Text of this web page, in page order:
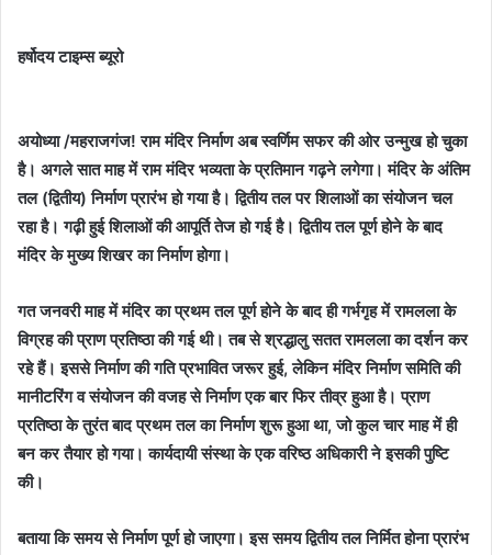
हर्षोदय टाइम्स ब्यूरो
अयोध्या /महराजगंज! राम मंदिर निर्माण अब स्वर्णिम सफर की ओर उन्मुख हो चुका
है। अगले सात माह में राम मंदिर भव्यता के प्रतिमान गढ़ने लगेगा। मंदिर के अंतिम
तल (द्वितीय) निर्माण प्रारंभ हो गया है। द्वितीय तल पर शिलाओं का संयोजन चल
रहा है। गढ़ी हुई शिलाओं की आपूर्ति तेज हो गई है। द्वितीय तल पूर्ण होने के बाद
मंदिर के मुख्य शिखर का निर्माण होगा।
गत जनवरी माह में मंदिर का प्रथम तल पूर्ण होने के बाद ही गर्भगृह में रामलला के
विग्रह की प्राण प्रतिष्ठा की गई थी। तब से श्रद्धालु सतत रामलला का दर्शन कर
रहे हैं। इससे निर्माण की गति प्रभावित जरूर हुई, लेकिन मंदिर निर्माण समिति की
मानीटरिंग व संयोजन की वजह से निर्माण एक बार फिर तीव्र हुआ है। प्राण
प्रतिष्ठा के तुरंत बाद प्रथम तल का निर्माण शुरू हुआ था, जो कुल चार माह में ही
बन कर तैयार हो गया। कार्यदायी संस्था के एक वरिष्ठ अधिकारी ने इसकी पुष्टि
की।
बताया कि समय से निर्माण पूर्ण हो जाएगा। इस समय द्वितीय तल निर्मित होना प्रारंभ